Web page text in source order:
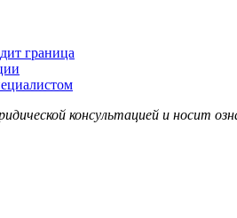
граница
консультацией и носит